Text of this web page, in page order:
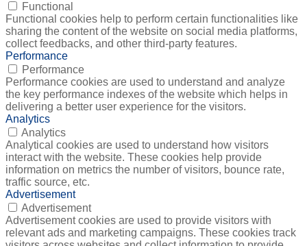
Functional
Functional cookies help to perform certain functionalities like
sharing the content of the website on social media platforms,
collect feedbacks, and other third-party features.
Performance
Performance
Performance cookies are used to understand and analyze
the key performance indexes of the website which helps in
delivering a better user experience for the visitors.
Analytics
Analytics
Analytical cookies are used to understand how visitors
interact with the website. These cookies help provide
information on metrics the number of visitors, bounce rate,
traffic source, etc.
Advertisement
Advertisement
Advertisement cookies are used to provide visitors with
relevant ads and marketing campaigns. These cookies track